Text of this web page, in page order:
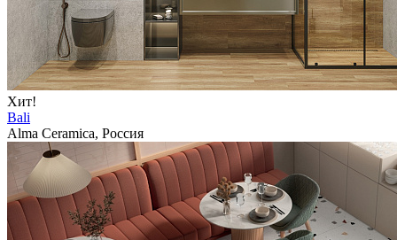
Хит!
Bali
Alma Ceramica, Россия